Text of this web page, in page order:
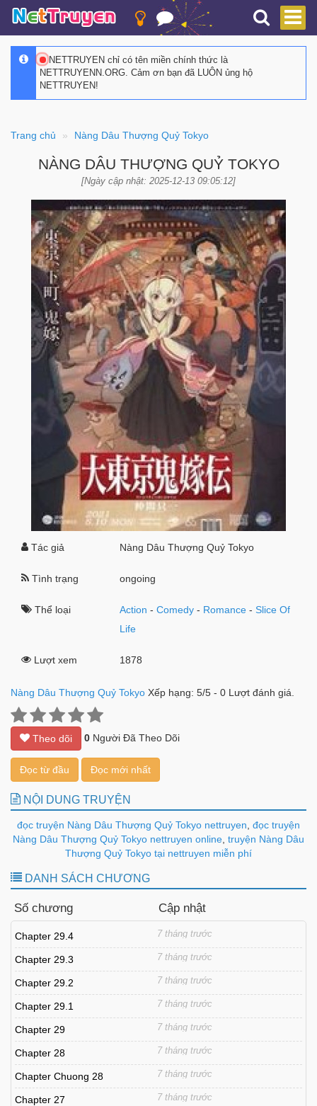
NETTRUYEN chỉ có tên miền chính thức là
NETTRUYENN.ORG. Cảm ơn bạn đã LUÔN ủng hộ
NETTRUYEN!
Trang chủ Nàng Dâu Thượng Quỷ Tokyo
NÀNG DÂU THƯỢNG QUỶ TOKYO
[Ngày cập nhật: 2025-12-13 09:05:12]
Tác giả Nàng Dâu Thượng Quỷ Tokyo
Tình trạng ongoing
Thể loại Action -Comedy - Romance -Slice Of
Life
Lượt xem 1878
Nàng Dâu Thượng Quỷ Tokyo Xếp hạng: 5/5 - 0 Lượt đánh giá.
Theo dõi 0 Người Đã Theo Dõi
Đọc từ đầu Đọc mới nhất
NỘI DUNG TRUYỆN
đọc truyện Nàng Dâu Thượng Quỷ Tokyo nettruyen đọc truyện
Nàng Dâu Thượng Quỷ Tokyo nettruyen online truyện Nàng Dâu
Thượng Quỷ Tokyo tại nettruyen miễn phí
DANH SÁCH CHƯƠNG
Số chương Cập nhật
Chapter 29.4 7 tháng trước
Chapter 29.3 7 tháng trước
Chapter 29.2 7 tháng trước
Chapter 29.1 7 tháng trước
Chapter 29 7 tháng trước
Chapter 28 7 tháng trước
Chapter Chuong 28 7 tháng trước
Chapter 27 7 tháng trước